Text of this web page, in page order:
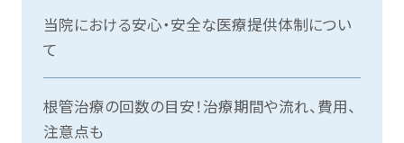
当院における安心・安全な医療提供体制につい
て
根管治療の回数の目安！治療期間や流れ、費用、
注意点も